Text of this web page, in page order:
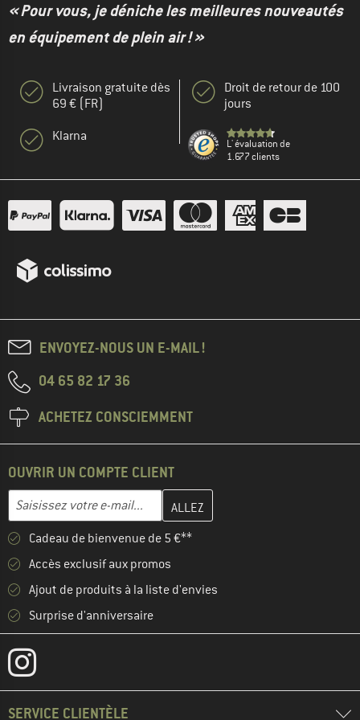
« Pour vous, je déniche les meilleures nouveautés
en équipement de plein air ! »
Livraison gratuite dès
69 € (FR)
Klarna
Droit de retour de 100
jours
L' évaluation de
1.677 clients
ENVOYEZ-NOUS UN E-MAIL !
04 65 82 17 36
ACHETEZ CONSCIEMMENT
OUVRIR UN COMPTE CLIENT
Adresse e-mail
Entrez votre adresse e-mail ici et créez votre compte client à la
Cadeau de bienvenue de 5 €**
Accès exclusif aux promos
Ajout de produits à la liste d'envies
Surprise d'anniversaire
SERVICE CLIENTÈLE